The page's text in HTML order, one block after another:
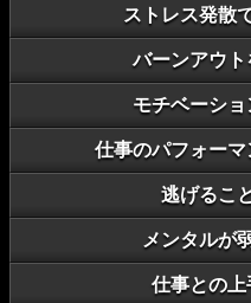
ストレス発散
バーンアウ
モチベーシ
仕事のパフォー
逃げるこ
メンタルが
仕事との